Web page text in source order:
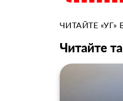
ЧИТАЙТЕ «УГ»
Читайте